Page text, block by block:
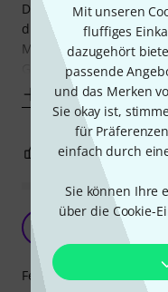
Mit unseren
fluffiges
dazugehört
passende
und das Merken
Sie okay ist,
für
einfach durch
Sie können Ihre
über die Cookie-
Das Ganze für's iPad
die Software ist hier
Man kann sich zwar mit
Geräte
Mehr anzeigen
1
Solide -
Features